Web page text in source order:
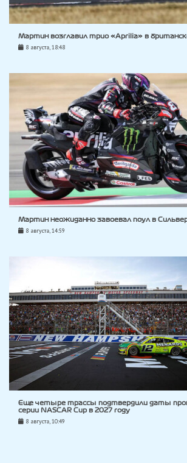
Мартин возглавил трио «Aprilia» в
8 августа, 18:48
Мартин неожиданно завоевал поул в
8 августа, 14:59
Еще четыре трассы подтвердили даты
серии NASCAR Cup в 2027 году
8 августа, 10:49